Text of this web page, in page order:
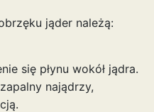
jąder należą:
się płynu wokół jądra.
najądrzy,